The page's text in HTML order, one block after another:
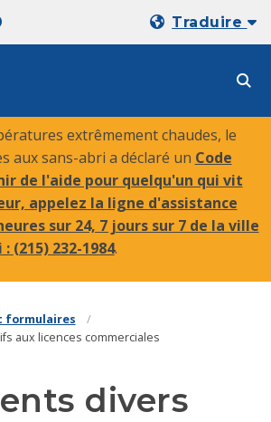
Traduire
extrêmement chaudes, le
aux sans-abri a déclaré un Code
de l'aide pour quelqu'un qui vit
appelez la ligne d'assistance
sur 24, 7 jours sur 7 de la ville
: (215) 232-1984.
formulaires
aux licences commerciales
divers